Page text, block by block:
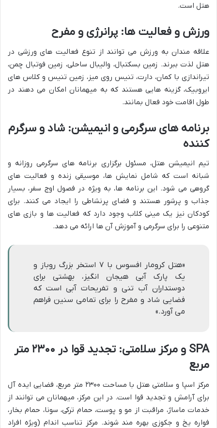
هتل است.
ورزش و فعالیت ها: پرانرژی و مفرح
علاقه مندان به ورزش می توانند از تنوع فعالیت های ورزشی در
هتل لذت ببرند. زمین بسکتبال، والیبال ساحلی، زمین فوتبال چمن،
تیراندازی با کمان، دارت، تنیس روی میز، زمین تنیس و کلاس های
ایروبیک، گزینه هایی هستند که به میهمانان امکان می دهند در
طول اقامت خود فعال بمانند.
برنامه های سرگرمی و انیمیشن: شاد و سرگرم
کننده
تیم انیمیشن هتل، مسئول برگزاری برنامه های سرگرمی روزانه و
شبانه است که شامل نمایش ها، موسیقی زنده و فعالیت های
گروهی می شود. این برنامه ها، به ویژه در فصول اوج سفر، بسیار
جذاب و پرشور هستند و فضای پرنشاطی را ایجاد می کنند. برای
کودکان نیز یک مینی کلاب وجود دارد که فعالیت ها و بازی های
متنوعی را برای سرگرمی و آموزش آن ها ارائه می دهد.
«هتل کرومار افسوس با ۷ استخر بزرگ روباز و
یک پارک آبی هیجان انگیز، بهشتی برای
دوستداران آب تنی و تفریحات آبی است که
فضایی شاد و مفرح را برای تمامی سنین فراهم
می آورد.»
SPA و مرکز سلامتی: تجدید قوا در ۲۳۰۰ متر
مربع
مرکز اسپا و سلامتی هتل با مساحت ۲۳۰۰ متر مربع، فضایی ایده آل
برای آرامش و تجدید قوا است. در این مرکز، میهمانان می توانند از
خدمات ماساژ، مراقبت از مو و پوست، حمام ترکی، سونا، حمام بخار،
فواره یخ و جکوزی بهره مند شوند. مرکز تناسب اندام (ویژه افراد